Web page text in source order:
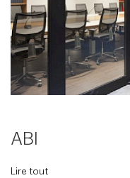
ABI
Lire tout